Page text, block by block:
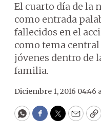
El cuarto día de la
como entrada
fallecidos en el
como tema
jóvenes dentro de
familia.
Diciembre 1, 2016 04:46
WhatsApp
Facebook
Twitter
Email